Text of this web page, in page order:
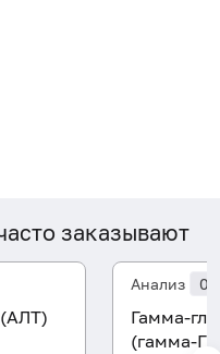
заказывают
Анализ
Гамма-
(гамма-